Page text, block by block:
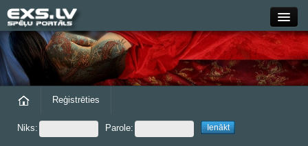
Close
Forums
Reģistrēties
Niks: Parole: